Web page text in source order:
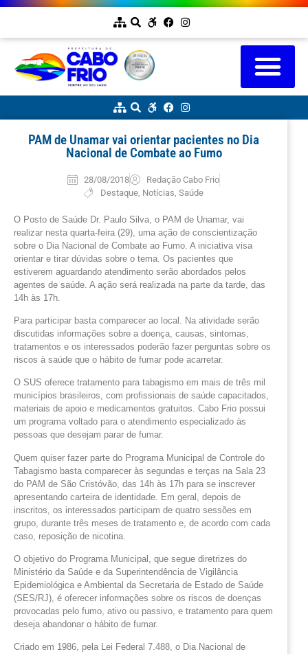
PAM de Unamar vai orientar pacientes no Dia
Nacional de Combate ao Fumo
28/08/2018
Redação Cabo Frio
Destaque, Notícias Saúde
O Posto de Saúde Dr. Paulo Silva, o PAM de Unamar, vai
realizar nesta quarta-feira (29), uma ação de conscientização
sobre o Dia Nacional de Combate ao Fumo. A iniciativa visa
orientar e tirar dúvidas sobre o tema. Os pacientes que
estiverem aguardando atendimento serão abordados pelos
agentes de saúde. A ação será realizada na parte da tarde, das
14h às 17h.
Para participar basta comparecer ao local. Na atividade serão
discutidas informações sobre a doença, causas, sintomas,
tratamentos e os interessados poderão fazer perguntas sobre os
riscos à saúde que o hábito de fumar pode acarretar.
O SUS oferece tratamento para tabagismo em mais de três mil
municípios brasileiros, com profissionais de saúde capacitados,
materiais de apoio e medicamentos gratuitos. Cabo Frio possui
um programa voltado para o atendimento especializado às
pessoas que desejam parar de fumar.
Quem quiser fazer parte do Programa Municipal de Controle do
Tabagismo basta comparecer às segundas e terças na Sala 23
do PAM de São Cristóvão, das 14h às 17h para se inscrever
apresentando carteira de identidade. Em geral, depois de
inscritos, os interessados participam de quatro sessões em
grupo, durante três meses de tratamento e, de acordo com cada
caso, reposição de nicotina.
O objetivo do Programa Municipal, que segue diretrizes do
Ministério da Saúde e da Superintendência de Vigilância
Epidemiológica e Ambiental da Secretaria de Estado de Saúde
(SES/RJ), é oferecer informações sobre os riscos de doenças
provocadas pelo fumo, ativo ou passivo, e tratamento para quem
deseja abandonar o hábito de fumar.
Criado em 1986, pela Lei Federal 7.488, o Dia Nacional de